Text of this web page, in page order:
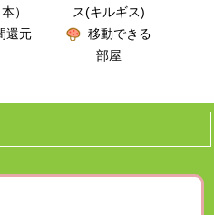
）
ス(キルギス)
還元
移動できる
部屋